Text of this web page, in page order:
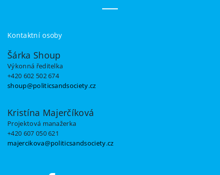
Kontaktní osoby
Šárka Shoup
Výkonná ředitelka
+420 602 502 674
shoup@politicsandsociety.cz
Kristína Majerčíková
Projektová manažerka
+420 607 050 621
majercikova@politicsandsociety.cz